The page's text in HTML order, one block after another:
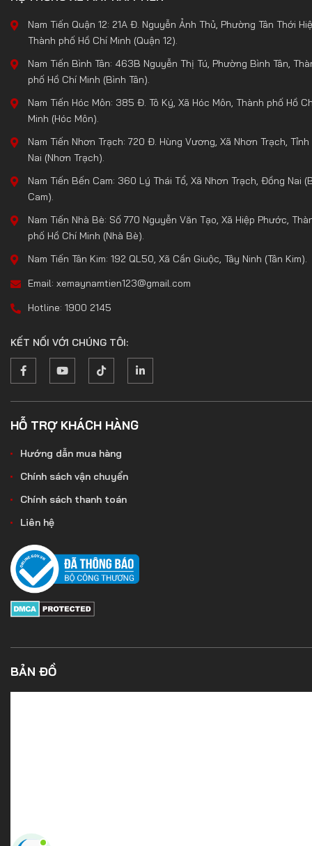
Nam Tiến Quận 12: 21A Đ. Nguyễn Ảnh Thủ, Phường Tân Thới
Thành phố Hồ Chí Minh (Quận 12).
Nam Tiến Bình Tân: 463B Nguyễn Thị Tú, Phường Bình Tân,
phố Hồ Chí Minh (Bình Tân).
Nam Tiến Hóc Môn: 385 Đ. Tô Ký, Xã Hóc Môn, Thành phố Hồ
Minh (Hóc Môn).
Nam Tiến Nhơn Trạch: 720 Đ. Hùng Vương, Xã Nhơn Trạch,
Nai (Nhơn Trạch).
Nam Tiến Bến Cam: 360 Lý Thái Tổ, Xã Nhơn Trạch, Đồng Nai
Cam).
Nam Tiến Nhà Bè: Số 770 Nguyễn Văn Tạo, Xã Hiệp Phước,
phố Hồ Chí Minh (Nhà Bè).
Nam Tiến Tân Kim: 192 QL50, Xã Cần Giuộc, Tây Ninh (Tân Kim).
Email: xemaynamtien123@gmail.com
Hotline: 1900 2145
KẾT NỐI VỚI CHÚNG TÔI:
HỖ TRỢ KHÁCH HÀNG
Hướng dẫn mua hàng
Chính sách vận chuyển
Chính sách thanh toán
Liên hệ
BẢN ĐỒ